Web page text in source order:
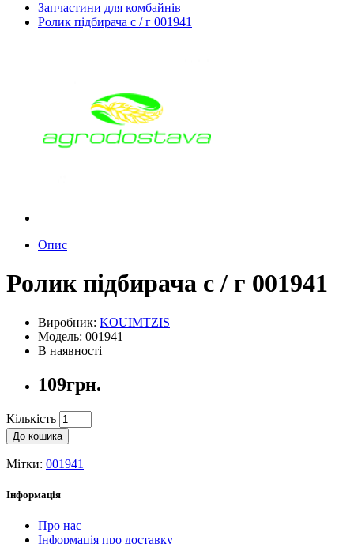
Запчастини для комбайнів
Ролик підбирача с / г 001941
Опис
Ролик підбирача с / г 001941
Виробник: KOUIMTZIS
Модель: 001941
В наявності
109грн.
Кількість
До кошика
Мітки: 001941
Інформація
Про нас
Інформація про доставку